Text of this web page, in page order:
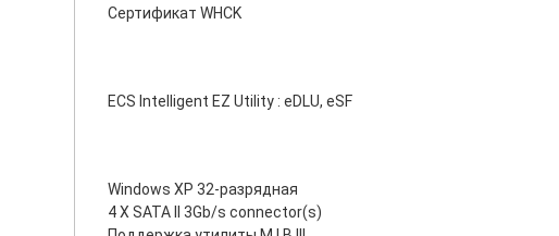
Сертификат WHCK
ECS Intelligent EZ Utility : eDLU, eSF
Windows XP 32-разрядная
4 X SATA II 3Gb/s connector(s)